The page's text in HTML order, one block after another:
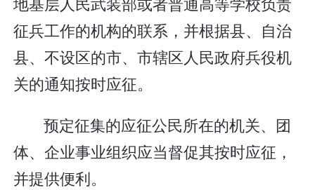
征兵工作的机构的联系，并根据县、自治
县、不设区的市、市辖区人民政府兵役机
关的通知按时应征。
预定征集的应征公民所在的机关、团
体、企业事业组织应当督促其按时应征，
并提供便利。